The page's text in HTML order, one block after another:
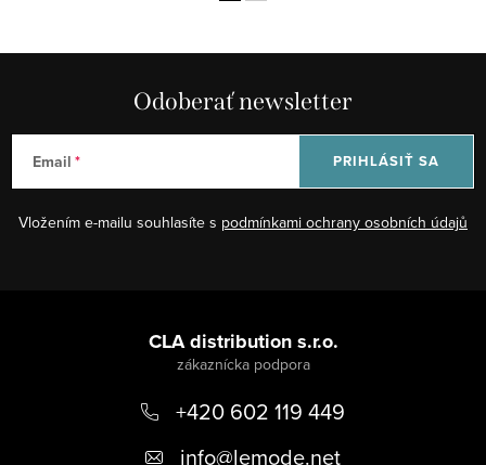
Odoberať newsletter
Email
Vložením e-mailu souhlasíte s podmínkami ochrany osobních údajů
PRIHLÁSIŤ SA
CLA distribution s.r.o.
+420 602 119 449
info@lemode.net